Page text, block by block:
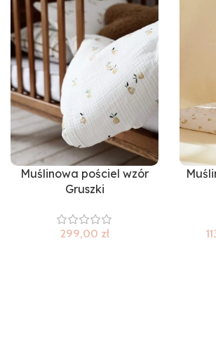
Muślinowa pościel wzór
Gruszki
299,00 zł